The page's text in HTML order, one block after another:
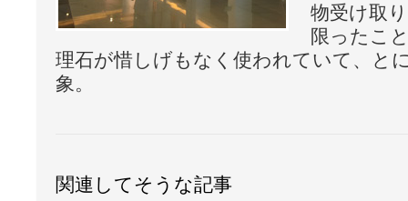
物受け取
限ったこ
理石が惜しげもなく使われていて、と
象。
関連してそうな記事